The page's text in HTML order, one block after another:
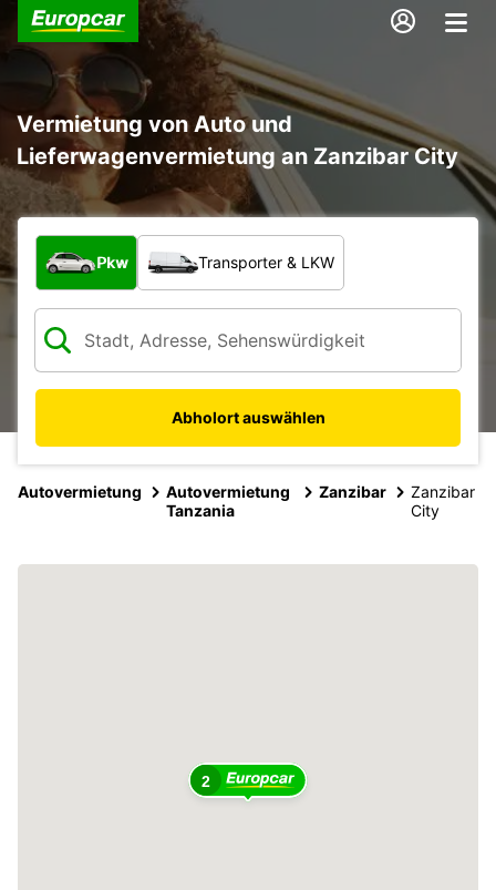
Vermietung von Auto und
Lieferwagenvermietung an Zanzibar City
Welche Art von Fahrzeug?
Pkw Transporter & LKW
Abholort auswählen
Autovermietung
Autovermietung
Tanzania
Zanzibar
Zanzibar
City
2